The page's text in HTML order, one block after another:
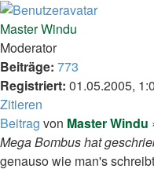
Master Windu
Moderator
Beiträge: 773
Registriert: 01.05.2005,
Zitieren
Beitrag von Master Windu
Mega Bombus hat
genauso wie man's schreibt